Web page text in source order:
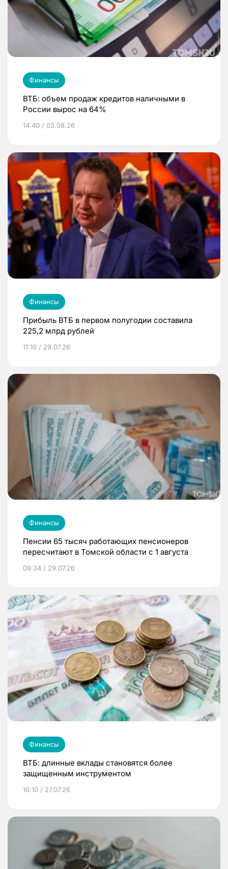
Финансы
ВТБ: объем продаж кредитов наличными в
России вырос на 64%
14:40 / 03.08.26
Финансы
Прибыль ВТБ в первом полугодии составила
225,2 млрд рублей
11:10 / 29.07.26
Финансы
Пенсии 65 тысяч работающих пенсионеров
пересчитают в Томской области с 1 августа
09:34 / 29.07.26
Финансы
ВТБ: длинные вклады становятся более
защищенным инструментом
10:10 / 27.07.26